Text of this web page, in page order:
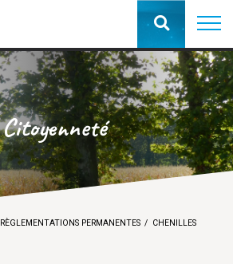
Citoyenneté
RÈGLEMENTATIONS PERMANENTES CHENILLES